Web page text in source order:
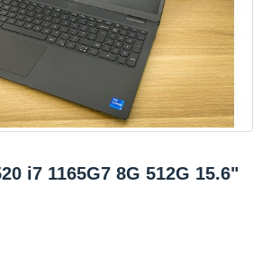
i7 1165G7 8G 512G 15.6"